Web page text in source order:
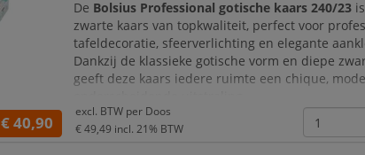
De Bolsius Professional gotische kaars 240/23
zwarte kaars van topkwaliteit, perfect voor
tafeldecoratie, sfeerverlichting en elegante
Dankzij de klassieke gotische vorm en diepe
geeft deze kaars iedere ruimte een chique,
Met een brandduur van circa 7 uur is deze
ideaal voor gebruik
€ 40,90
excl. BTW per Doos
€ 49,49 incl. 21% BTW